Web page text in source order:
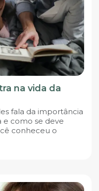
na vida da
fala da importância
e como se deve
conheceu o